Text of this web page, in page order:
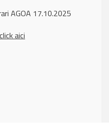
AGOA 17.10.2025
click aici